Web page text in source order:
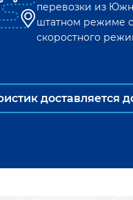
перевозки из
штатном режиме
скоростного
доставляется